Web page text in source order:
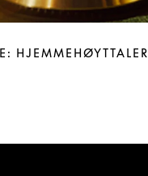
HJEMMEHØYTTALER